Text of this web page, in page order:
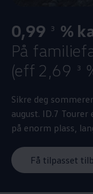
0,99 3
%
På
(eff 2,69
3
Sikre deg
august. ID.7
på enorm plass,
Få tilpasset